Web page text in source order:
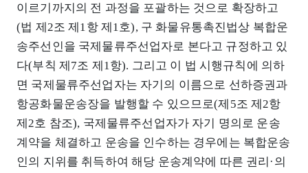
이르기까지의 전 과정을 포괄하는 것으로 확장하고
(법 제2조 제1항 제1호), 구 화물유통촉진법상 복합운
송주선인을 국제물류주선업자로 본다고 규정하고 있
다(부칙 제7조 제1항). 그리고 이 법 시행규칙에 의하
면 국제물류주선업자는 자기의 이름으로 선하증권과
항공화물운송장을 발행할 수 있으므로(제5조 제2항
제2호 참조), 국제물류주선업자가 자기 명의로 운송
계약을 체결하고 운송을 인수하는 경우에는 복합운송
인의 지위를 취득하여 해당 운송계약에 따른 권리·의